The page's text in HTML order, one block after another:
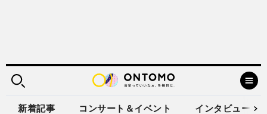
新着記事 コンサート＆イベント インタビュー